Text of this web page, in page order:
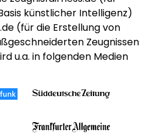
künstlicher Intelligenz)
(für die Erstellung von
Zeugnissen
u.a. in folgenden Medien